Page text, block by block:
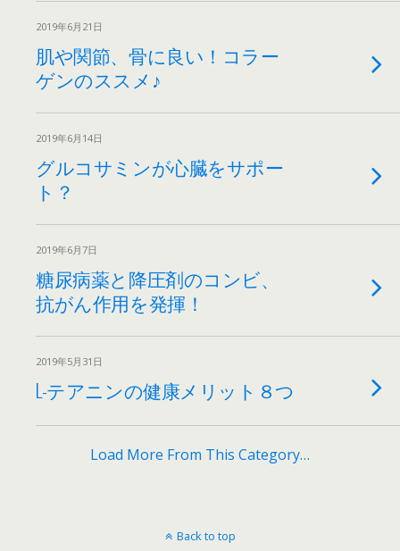
2019年6月21日
肌や関節、骨に良い！コラー
ゲンのススメ♪
2019年6月14日
グルコサミンが心臓をサポー
ト？
2019年6月7日
糖尿病薬と降圧剤のコンビ、
抗がん作用を発揮！
2019年5月31日
L-テアニンの健康メリット８つ
Load More From This Category…
Back to top